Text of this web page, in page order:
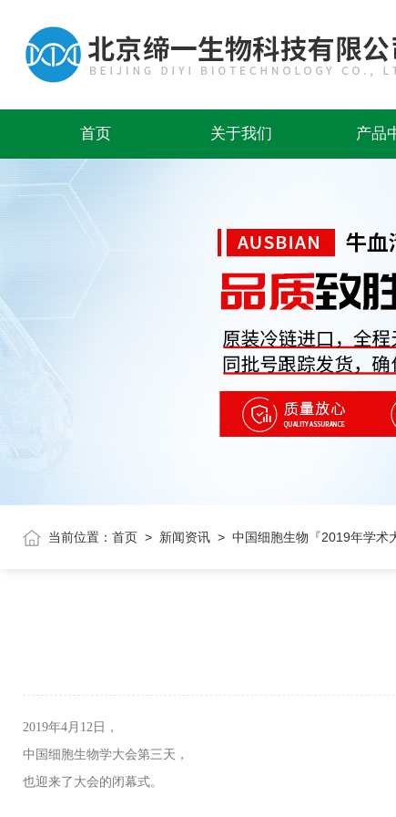
首页 关于我们 产品
当前位置： 首页 > 新闻资讯 > 中国细胞生物『2019年学术
2019年4月12日，
中国细胞生物学大会第三天，
也迎来了大会的闭幕式。